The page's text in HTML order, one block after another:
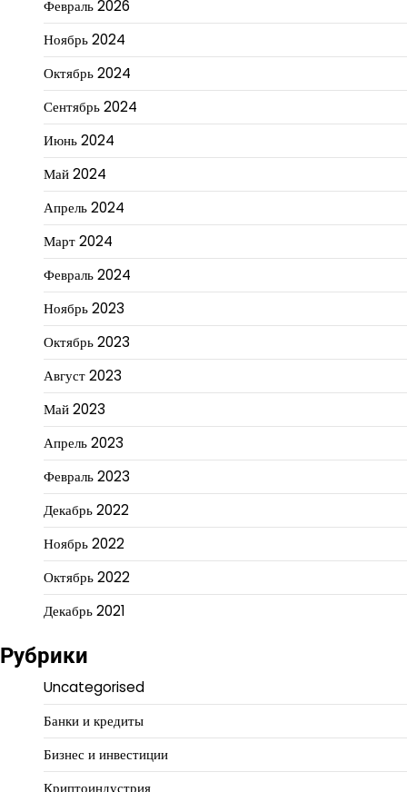
Февраль 2026
Ноябрь 2024
Октябрь 2024
Сентябрь 2024
Июнь 2024
Май 2024
Апрель 2024
Март 2024
Февраль 2024
Ноябрь 2023
Октябрь 2023
Август 2023
Май 2023
Апрель 2023
Февраль 2023
Декабрь 2022
Ноябрь 2022
Октябрь 2022
Декабрь 2021
Рубрики
Uncategorised
Банки и кредиты
Бизнес и инвестиции
Криптоиндустрия